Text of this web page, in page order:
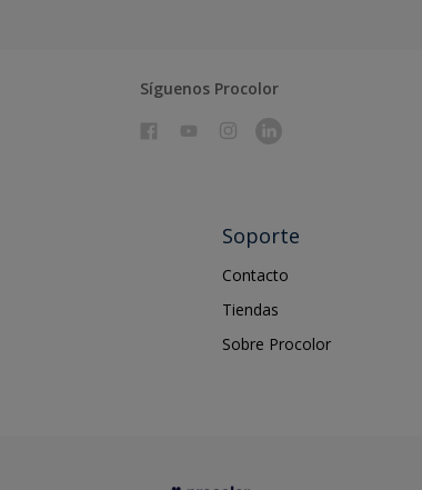
Síguenos Procolor
Soporte
Contacto
Tiendas
Sobre Procolor